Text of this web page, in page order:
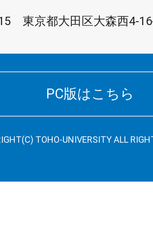
東京都大田区大森西4-
PC版はこちら
TOHO-UNIVERSITY ALL